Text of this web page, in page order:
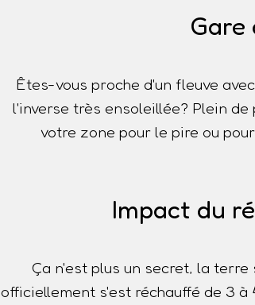
Gare
Êtes-vous proche d'un fleuve
l'inverse très ensoleillée? Plein
votre zone pour le pire ou
Impact du
Ça n'est plus un secret, la terre
officiellement s'est réchauffé de 3